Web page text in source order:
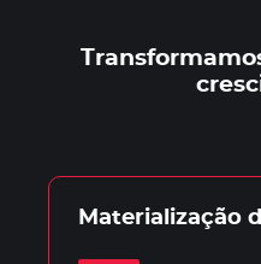
Materialização